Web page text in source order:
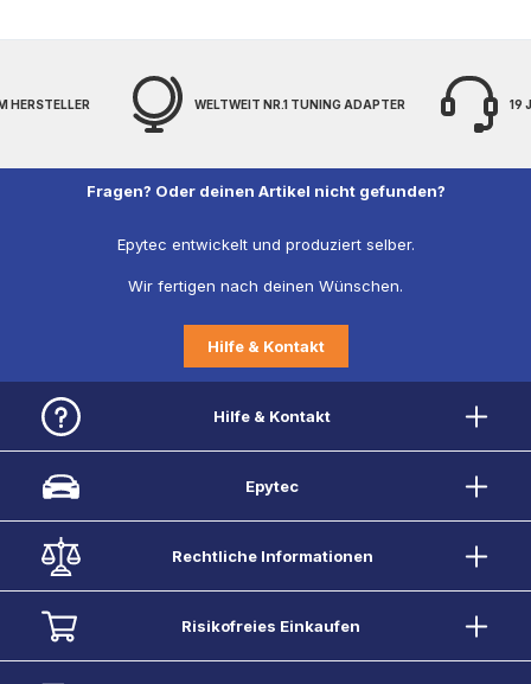
HERSTELLER WELTWEIT NR.1 TUNING ADAPTER 19
Fragen? Oder deinen Artikel nicht gefunden?
Epytec entwickelt und produziert selber.
Wir fertigen nach deinen Wünschen.
Hilfe & Kontakt
Hilfe & Kontakt
Epytec
Rechtliche Informationen
Risikofreies Einkaufen